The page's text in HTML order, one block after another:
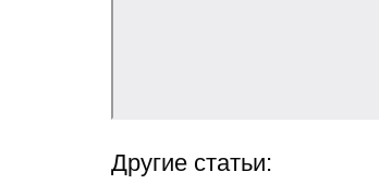
Другие статьи: